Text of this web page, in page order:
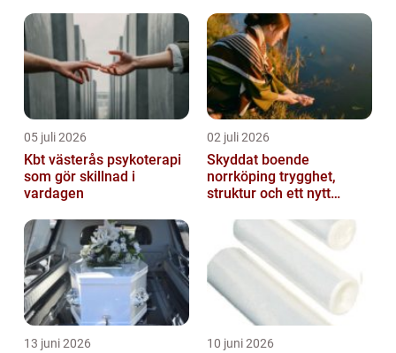
05 juli 2026
Kbt västerås psykoterapi
som gör skillnad i
vardagen
02 juli 2026
Skyddat boende
norrköping trygghet,
struktur och ett nytt
13 juni 2026 10 juni 2026